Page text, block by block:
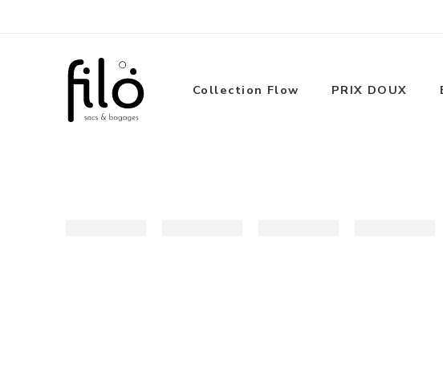
Collection Flow PRIX DOUX